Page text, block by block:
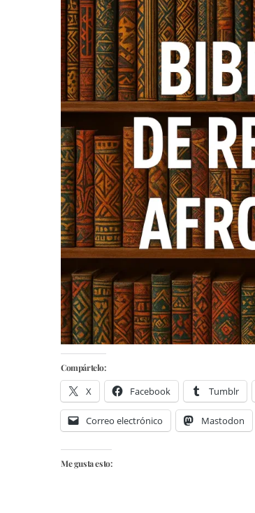
Compártelo:
X Facebook Tumblr
Correo electrónico Mastodon
Me gusta esto: